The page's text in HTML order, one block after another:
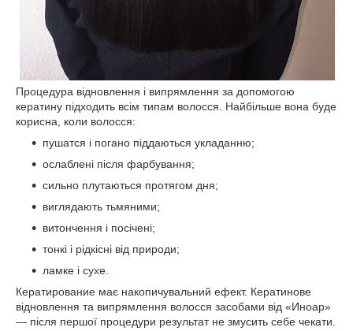
Процедура відновлення і випрямлення за допомогою
кератину підходить всім типам волосся. Найбільше вона буде
корисна, коли волосся:
пушатся і погано піддаються укладанню;
ослаблені після фарбування;
сильно плутаються протягом дня;
виглядають тьмяними;
витончення і посічені;
тонкі і рідкісні від природи;
ламке і сухе.
Кератирование має накопичувальний ефект. Кератинове
відновлення та випрямлення волосся засобами від «Иноар»
— після першої процедури результат не змусить себе чекати.